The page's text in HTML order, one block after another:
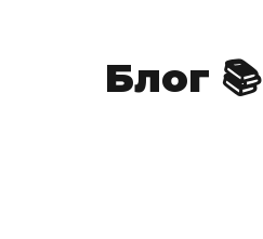
Блог 📚